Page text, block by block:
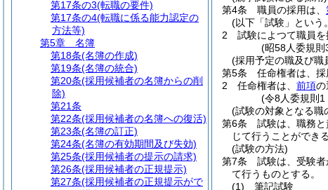
第4条
職員の採用は、
(以下「試験」という
2
試験によつて職員
(昭58人委規
(採用予定の職及び職
第5条
任命権者は、
2
任命権者は、 前項の
(令8人委規則1
(試験の対象となる職
第6条
試験は、職務と
じて行うことができる
(試験の方法)
第7条
試験は、受験
て行うものとする。
(1)
筆記試験
第17条の3(転職の要件)
第17条の4(転職に係る能力認定の
方法等)
第5章
名簿
第18条(名簿の作成)
第19条(名簿の統合)
第20条(採用候補者の名簿からの削
除)
第21条
第22条(採用候補者の名簿への復活)
第23条(名簿の訂正)
第24条(名簿の有効期間及び失効)
第25条(採用候補者の提示の請求)
第26条(採用候補者の正規提示)
第27条(採用候補者の正規提示がで